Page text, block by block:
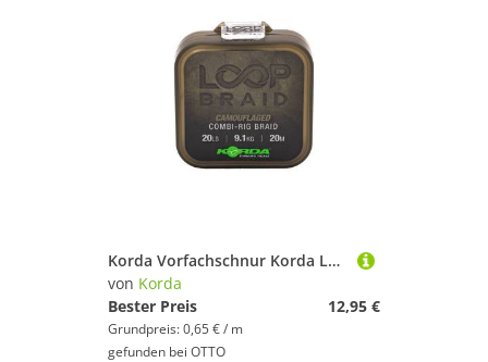
Korda Vorfachschnur Korda Loop Braid 20lb - 20m Vorfachschnur, (20-St)
von Korda
Bester Preis
12,95 €
Grundpreis: 0,65 € / m
gefunden bei OTTO